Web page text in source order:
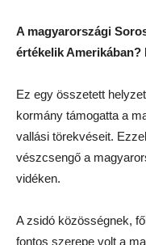
A magyarországi
értékelik
Ez egy összetett
kormány támogatta a
vallási törekvéseit.
vészcsengő a
vidéken.
A zsidó közösségnek,
fontos szerepe volt a